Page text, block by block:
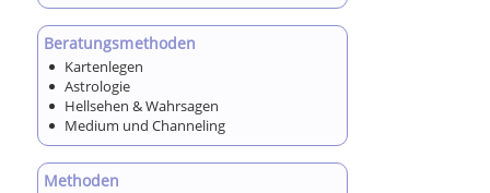
Beratungsmethoden
Kartenlegen
Astrologie
Hellsehen & Wahrsagen
Medium und Channeling
Methoden